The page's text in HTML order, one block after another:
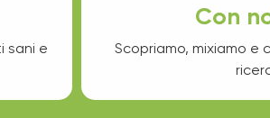
sani e
Con
Scopriamo, mixiamo e